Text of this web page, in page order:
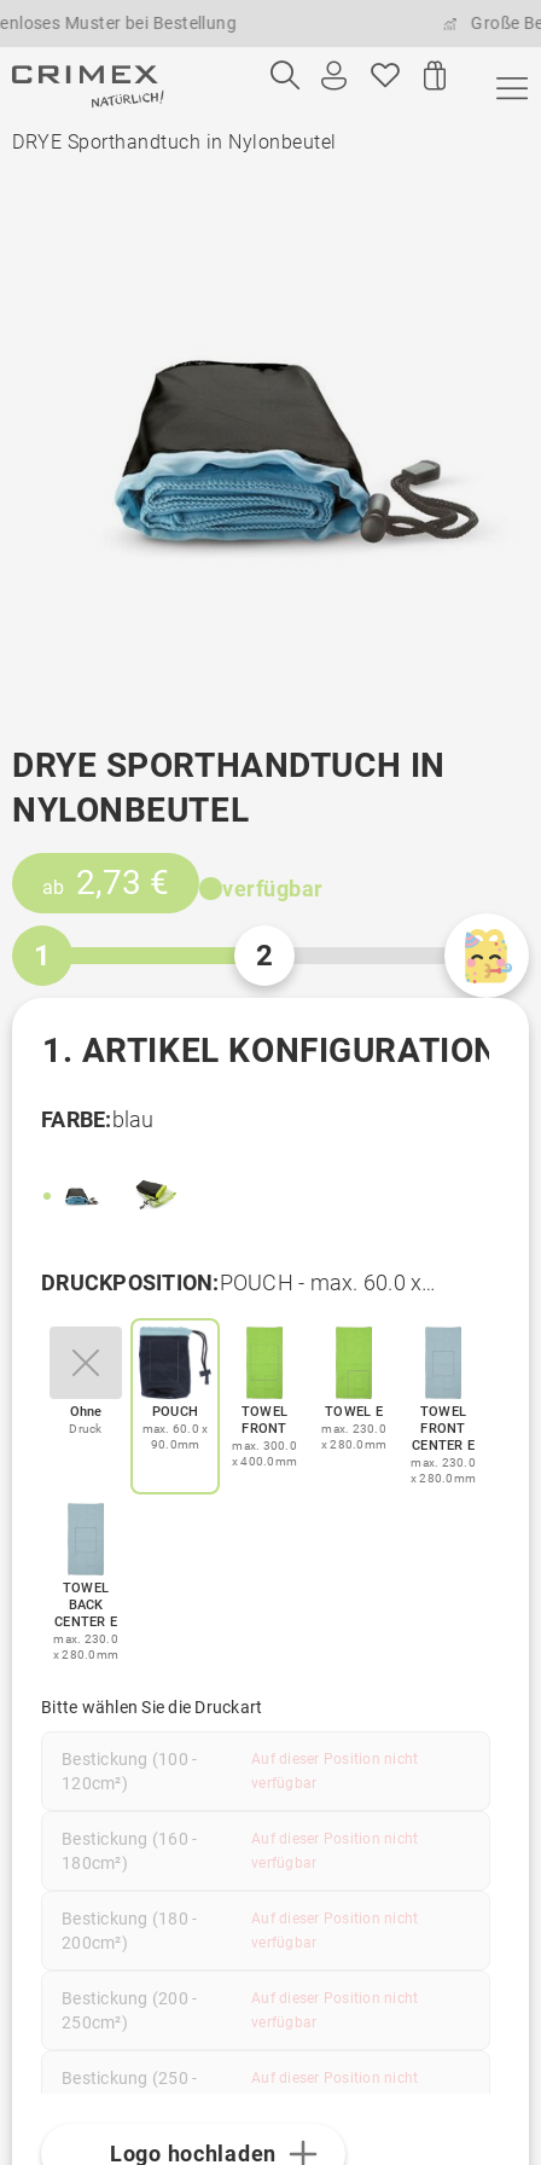
Muster bei Bestellung Große
DRYE Sporthandtuch in Nylonbeutel
DRYE SPORTHANDTUCH IN
NYLONBEUTEL
ab 2,73 € verfügbar
1 2
1. ARTIKEL KONFIGURATION
FARBE:blau
DRUCKPOSITION:POUCH - max. 60.0 x
Ohne
Druck
POUCH
max. 60.0 x
90.0mm
TOWEL
FRONT
max. 300.0
x 400.0mm
TOWEL E
max. 230.0
x 280.0mm
TOWEL
FRONT
CENTER E
max. 230.0
x 280.0mm
TOWEL
BACK
CENTER E
max. 230.0
x 280.0mm
Bitte wählen Sie die Druckart
Bestickung (100 -
120cm²)
Auf dieser Position nicht
verfügbar
Bestickung (160 -
180cm²)
Auf dieser Position nicht
verfügbar
Bestickung (180 -
200cm²)
Auf dieser Position nicht
verfügbar
Bestickung (200 -
250cm²)
Auf dieser Position nicht
verfügbar
Bestickung (250 -
Auf dieser Position nicht
Bestickung (300 -
Auf dieser Position nicht
Logo hochladen